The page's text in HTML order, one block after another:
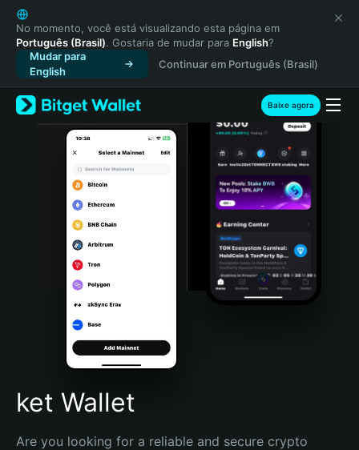
English
日本語
Tiếng Việt
Русский
Español (Latinoamérica)
Türkçe
Italiano
Português (Portugal)
Bahasa Indonesia
Português (Brasil)
Español (Argentina)
No momento, você está visualizando esta página em
Português (Brasil). Gostaria de mudar para English?
Mudar para
English
Continuar em Português (Brasil)
Baixe agora
ket Wallet
Are you looking for a reliable and secure crypto